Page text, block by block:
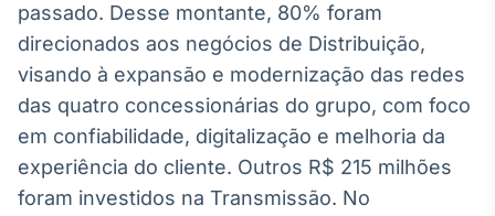
passado. Desse montante, 80% foram
direcionados aos negócios de Distribuição,
visando à expansão e modernização das redes
das quatro concessionárias do grupo, com foco
em confiabilidade, digitalização e melhoria da
experiência do cliente. Outros R$ 215 milhões
foram investidos na Transmissão. No